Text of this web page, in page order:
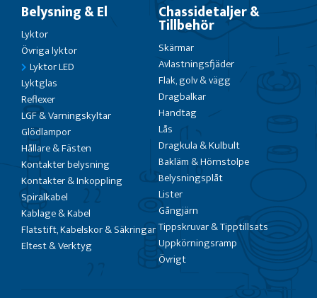
Belysning & El
Lyktor
Övriga lyktor
Lyktor LED
Lyktglas
Reflexer
LGF & Varningskyltar
Glödlampor
Hållare & Fästen
Kontakter belysning
Kontakter & Inkoppling
Spiralkabel
Kablage & Kabel
Flatstift, Kabelskor & Säkringar
Eltest & Verktyg
Chassidetaljer &
Tillbehör
Skärmar
Avlastningsfjäder
Flak, golv & vägg
Dragbalkar
Handtag
Lås
Dragkula & Kulbult
Bakläm & Hörnstolpe
Belysningsplåt
Lister
Gångjärn
Tippskruvar & Tipptillsats
Uppkörningsramp
Övrigt